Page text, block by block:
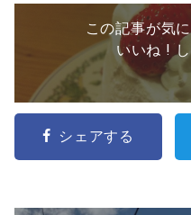
この記事が気
いいね !
シェアする